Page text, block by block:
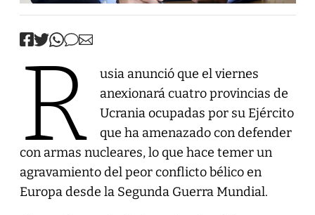
R
usia anunció que el viernes
anexionará cuatro provincias de
Ucrania ocupadas por su Ejército
que ha amenazado con defender
con armas nucleares, lo que hace temer un
agravamiento del peor conflicto bélico en
Europa desde la Segunda Guerra Mundial.